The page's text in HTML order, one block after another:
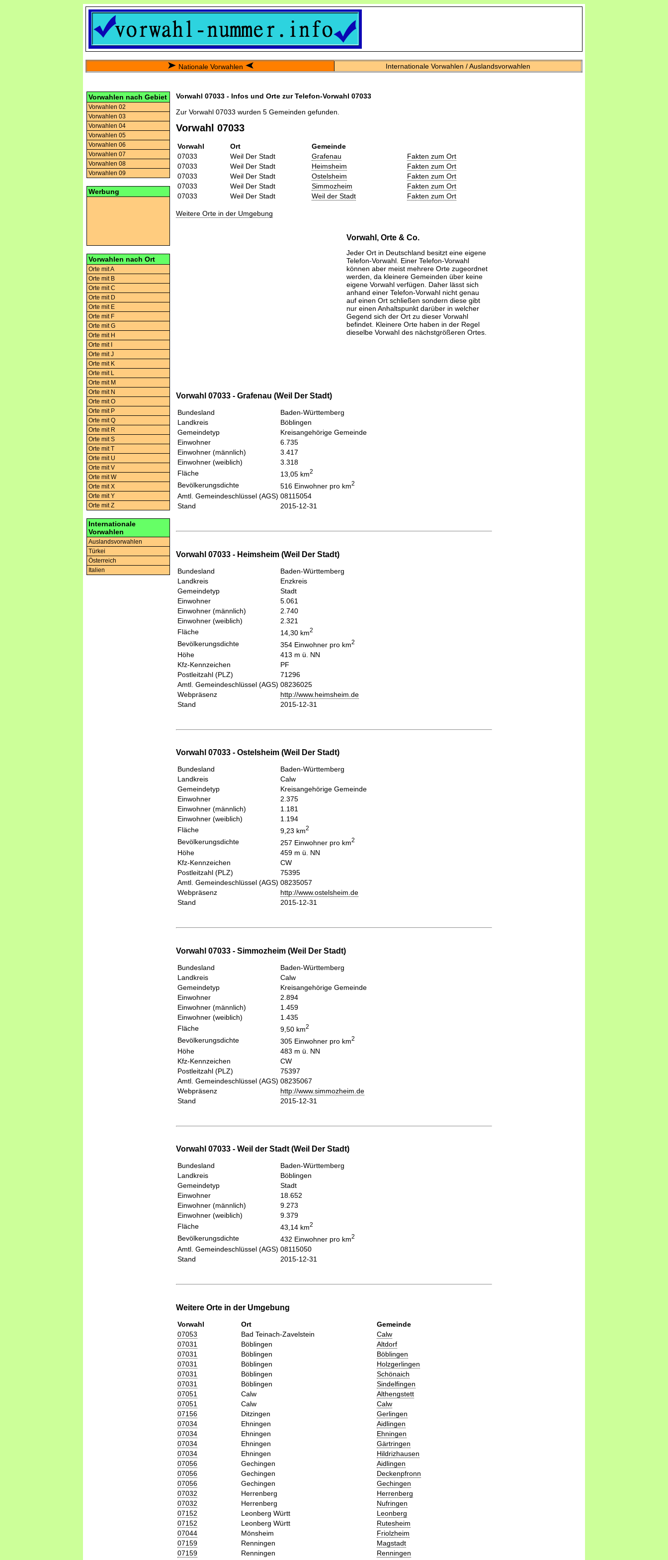
Nationale Vorwahlen Internationale Vorwahlen / Auslandsvorwahlen
Vorwahlen nach Gebiet
Vorwahlen 02
Vorwahlen 03
Vorwahlen 04
Vorwahlen 05
Vorwahlen 06
Vorwahlen 07
Vorwahlen 08
Vorwahlen 09
Werbung
Vorwahlen nach Ort
Orte mit A
Orte mit B
Orte mit C
Orte mit D
Orte mit E
Orte mit F
Orte mit G
Orte mit H
Orte mit I
Orte mit J
Orte mit K
Orte mit L
Orte mit M
Orte mit N
Orte mit O
Orte mit P
Orte mit Q
Orte mit R
Orte mit S
Orte mit T
Orte mit U
Orte mit V
Orte mit W
Orte mit X
Orte mit Y
Orte mit Z
Internationale
Vorwahlen
Auslandsvorwahlen
Türkei
Österreich
Italien
Vorwahl 07033 - Infos und Orte zur Telefon-Vorwahl 07033
Zur Vorwahl 07033 wurden 5 Gemeinden gefunden.
Vorwahl 07033
Vorwahl Ort
Gemeinde
07033
Weil Der Stadt Grafenau
Fakten zum Ort
07033
Weil Der Stadt Heimsheim
Fakten zum Ort
07033
Weil Der Stadt Ostelsheim
Fakten zum Ort
07033
Weil Der Stadt Simmozheim
Fakten zum Ort
07033
Weil Der Stadt Weil der Stadt Fakten zum Ort
Weitere Orte in der Umgebung
Vorwahl, Orte & Co.
Jeder Ort in Deutschland besitzt eine eigene
Telefon-Vorwahl. Einer Telefon-Vorwahl
können aber meist mehrere Orte zugeordnet
werden, da kleinere Gemeinden über keine
eigene Vorwahl verfügen. Daher lässt sich
anhand einer Telefon-Vorwahl nicht genau
auf einen Ort schließen sondern diese gibt
nur einen Anhaltspunkt darüber in welcher
Gegend sich der Ort zu dieser Vorwahl
befindet. Kleinere Orte haben in der Regel
dieselbe Vorwahl des nächstgrößeren Ortes.
Vorwahl 07033 - Grafenau (Weil Der Stadt)
Bundesland
Baden-Württemberg
Landkreis
Böblingen
Gemeindetyp
Kreisangehörige Gemeinde
Einwohner
6.735
Einwohner (männlich)
3.417
Einwohner (weiblich)
3.318
Fläche
13,05 km2
Bevölkerungsdichte 516 Einwohner pro km2
Amtl. Gemeindeschlüssel (AGS) 08115054
Stand
2015-12-31
Vorwahl 07033 - Heimsheim (Weil Der Stadt)
Bundesland
Baden-Württemberg
Landkreis
Enzkreis
Gemeindetyp
Stadt
Einwohner
5.061
Einwohner (männlich)
2.740
Einwohner (weiblich)
2.321
Fläche
14,30 km2
Bevölkerungsdichte 354 Einwohner pro km2
Höhe
413 m ü. NN
Kfz-Kennzeichen
PF
Postleitzahl (PLZ)
71296
Amtl. Gemeindeschlüssel (AGS) 08236025
Webpräsenz
http://www.heimsheim.de
Stand
2015-12-31
Vorwahl 07033 - Ostelsheim (Weil Der Stadt)
Bundesland
Baden-Württemberg
Landkreis
Calw
Gemeindetyp
Kreisangehörige Gemeinde
Einwohner
2.375
Einwohner (männlich)
1.181
Einwohner (weiblich)
1.194
Fläche
9,23 km2
Bevölkerungsdichte 257 Einwohner pro km2
Höhe
459 m ü. NN
Kfz-Kennzeichen
CW
Postleitzahl (PLZ)
75395
Amtl. Gemeindeschlüssel (AGS) 08235057
Webpräsenz
http://www.ostelsheim.de
Stand
2015-12-31
Vorwahl 07033 - Simmozheim (Weil Der Stadt)
Bundesland
Baden-Württemberg
Landkreis
Calw
Gemeindetyp
Kreisangehörige Gemeinde
Einwohner
2.894
Einwohner (männlich)
1.459
Einwohner (weiblich)
1.435
Fläche
9,50 km2
Bevölkerungsdichte 305 Einwohner pro km2
Höhe
483 m ü. NN
Kfz-Kennzeichen
CW
Postleitzahl (PLZ)
75397
Amtl. Gemeindeschlüssel (AGS) 08235067
Webpräsenz
http://www.simmozheim.de
Stand
2015-12-31
Vorwahl 07033 - Weil der Stadt (Weil Der Stadt)
Bundesland
Baden-Württemberg
Landkreis
Böblingen
Gemeindetyp
Stadt
Einwohner
18.652
Einwohner (männlich)
9.273
Einwohner (weiblich)
9.379
Fläche
43,14 km2
Bevölkerungsdichte 432 Einwohner pro km2
Amtl. Gemeindeschlüssel (AGS) 08115050
Stand
2015-12-31
Weitere Orte in der Umgebung
Vorwahl Ort
Gemeinde
07053
Bad Teinach-Zavelstein
Calw
07031
Böblingen
Altdorf
07031
Böblingen
Böblingen
07031
Böblingen
Holzgerlingen
07031
Böblingen
Schönaich
07031
Böblingen
Sindelfingen
07051
Calw
Althengstett
07051
Calw
Calw
07156
Ditzingen
Gerlingen
07034
Ehningen
Aidlingen
07034
Ehningen
Ehningen
07034
Ehningen
Gärtringen
07034
Ehningen
Hildrizhausen
07056
Gechingen
Aidlingen
07056
Gechingen
Deckenpfronn
07056
Gechingen
Gechingen
07032
Herrenberg
Herrenberg
07032
Herrenberg
Nufringen
07152
Leonberg Württ
Leonberg
07152
Leonberg Württ
Rutesheim
07044
Mönsheim
Friolzheim
07159
Renningen
Magstadt
07159
Renningen
Renningen